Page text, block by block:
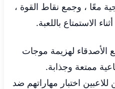
معًا ، وجمع نقاط القوة ،
الاستمتاع باللعبة.
الأصدقاء لهزيمة موجات
ممتعة وجذابة.
للاعبين اختبار مهاراتهم ضد